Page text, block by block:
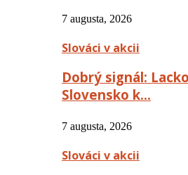
7 augusta, 2026
Slováci v akcii
Dobrý signál:
Slovensko k…
7 augusta, 2026
Slováci v akcii